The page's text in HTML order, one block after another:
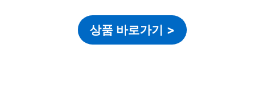
상품 바로가기 >